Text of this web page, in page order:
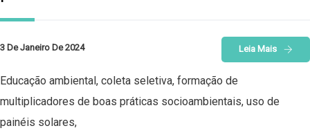
3 De Janeiro De 2024 Leia Mais
Educação ambiental, coleta seletiva, formação de
multiplicadores de boas práticas socioambientais, uso de
painéis solares,